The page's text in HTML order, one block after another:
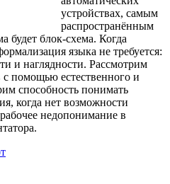
устройствах, самым
распространённым
будет блок-схема. Когда
языка не требуется:
и наглядности. Рассмотрим
помощью естественного и
способность понимать
когда нет возможности
недопонимание в